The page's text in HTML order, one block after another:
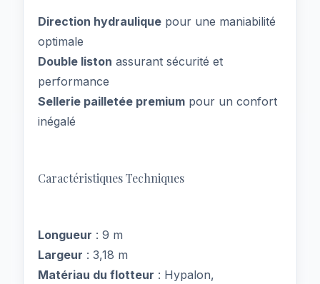
Direction hydraulique pour une maniabilité
optimale
Double liston assurant sécurité et
performance
Sellerie pailletée premium pour un confort
inégalé
Caractéristiques Techniques
Longueur : 9 m
Largeur : 3,18 m
Matériau du flotteur : Hypalon,